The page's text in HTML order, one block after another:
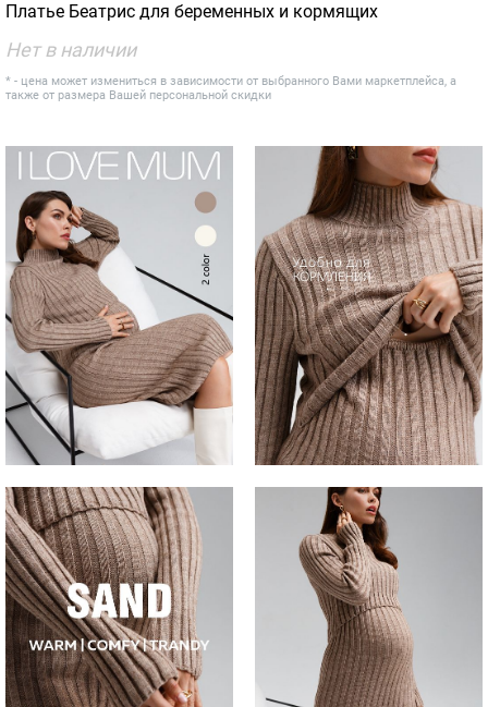
Платье Беатрис для беременных и кормящих
Нет в наличии
* - цена может измениться в зависимости от выбранного Вами маркетплейса, а
также от размера Вашей персональной скидки